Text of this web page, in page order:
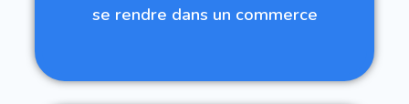
se rendre dans un commerce